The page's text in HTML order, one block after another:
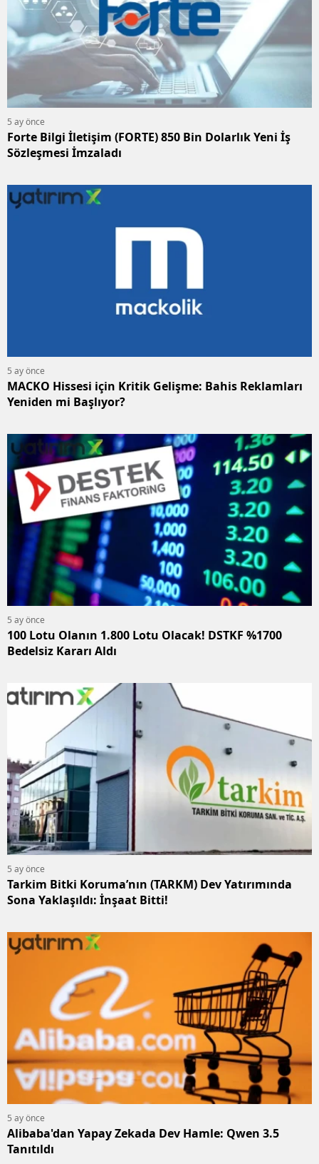
5 ay önce
Forte Bilgi İletişim (FORTE) 850 Bin Dolarlık Yeni İş
Sözleşmesi İmzaladı
5 ay önce
MACKO Hissesi için Kritik Gelişme: Bahis Reklamları
Yeniden mi Başlıyor?
5 ay önce
100 Lotu Olanın 1.800 Lotu Olacak! DSTKF %1700
Bedelsiz Kararı Aldı
5 ay önce
Tarkim Bitki Koruma’nın (TARKM) Dev Yatırımında
Sona Yaklaşıldı: İnşaat Bitti!
5 ay önce
Alibaba'dan Yapay Zekada Dev Hamle: Qwen 3.5
Tanıtıldı